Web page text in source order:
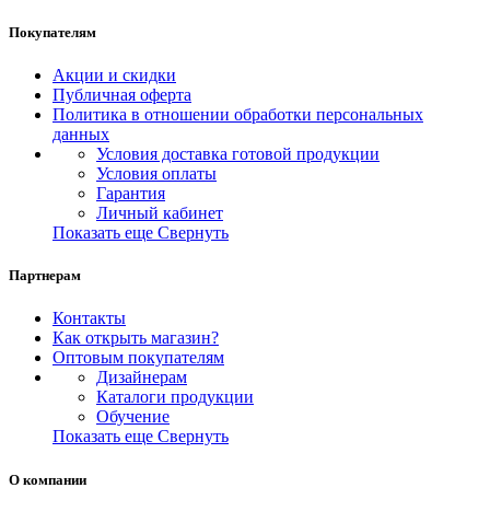
Покупателям
Акции и скидки
Публичная оферта
Политика в отношении обработки персональных
данных
Условия доставка готовой продукции
Условия оплаты
Гарантия
Личный кабинет
Показать еще Свернуть
Партнерам
Контакты
Как открыть магазин?
Оптовым покупателям
Дизайнерам
Каталоги продукции
Обучение
Показать еще Свернуть
О компании